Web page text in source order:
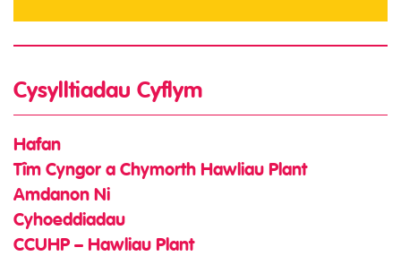
Cysylltiadau Cyflym
Hafan
Tîm Cyngor a Chymorth Hawliau Plant
Amdanon Ni
Cyhoeddiadau
CCUHP – Hawliau Plant